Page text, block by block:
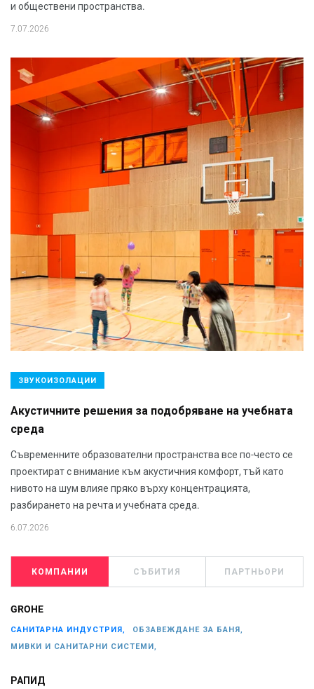
и обществени пространства.
7.07.2026
ЗВУКОИЗОЛАЦИИ
Акустичните решения за подобряване на учебната
среда
Съвременните образователни пространства все по-често се
проектират с внимание към акустичния комфорт, тъй като
нивото на шум влияе пряко върху концентрацията,
разбирането на речта и учебната среда.
6.07.2026
КОМПАНИИ СЪБИТИЯ ПАРТНЬОРИ
GROHE
САНИТАРНА ИНДУСТРИЯ,
ОБЗАВЕЖДАНЕ ЗА БАНЯ,
МИВКИ И САНИТАРНИ СИСТЕМИ,
РАПИД